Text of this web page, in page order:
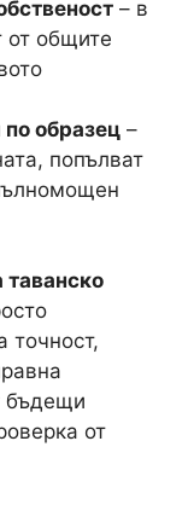
– в
от общите
образец –
попълват
таванско
точност,
бъдещи
от